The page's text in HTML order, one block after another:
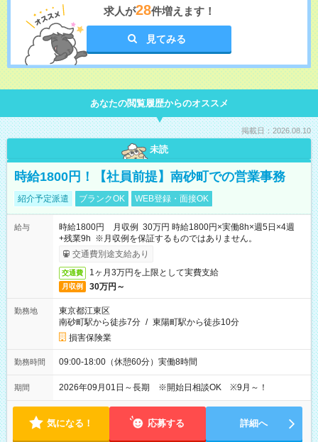
求人が28件増えます！
見てみる
あなたの閲覧履歴からのオススメ
掲載日：2026.08.10
未読
時給1800円！【社員前提】南砂町での営業事務
紹介予定派遣 ブランクOK WEB登録・面接OK
給与
時給1800円 月収例 30万円 時給1800円×実働8h×週5日×4週
+残業9h ※月収例を保証するものではありません。
交通費別途支給あり
交通費 1ヶ月3万円を上限として実費支給
月収例 30万円～
勤務地
東京都江東区
南砂町駅から徒歩7分 / 東陽町駅から徒歩10分
損害保険業
勤務時間 09:00-18:00（休憩60分）実働8時間
期間 2026年09月01日～長期 ※開始日相談OK ※9月～！
気になる！ 応募する 詳細へ